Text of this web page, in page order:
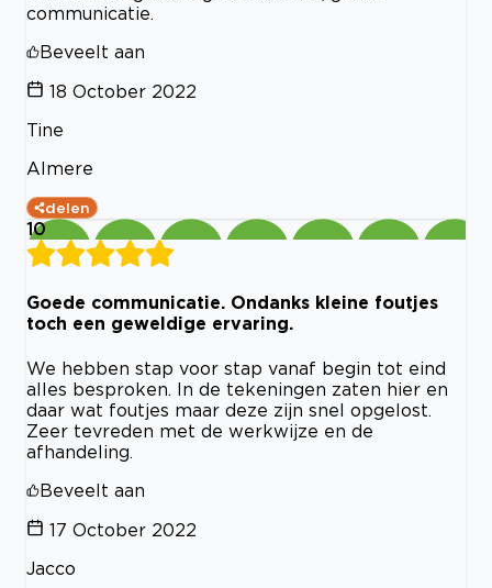
communicatie.
Beveelt aan
18 October 2022
Tine
Almere
delen
10
Goede communicatie. Ondanks kleine foutjes
toch een geweldige ervaring.
We hebben stap voor stap vanaf begin tot eind
alles besproken. In de tekeningen zaten hier en
daar wat foutjes maar deze zijn snel opgelost.
Zeer tevreden met de werkwijze en de
afhandeling.
Beveelt aan
17 October 2022
Jacco